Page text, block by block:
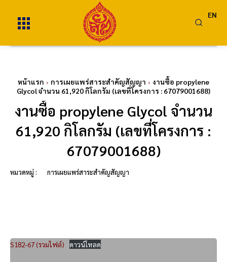
EN
หน้าแรก การเผยแพร่สาระสำคัญสัญญา
งานซื้อ propylene
Glycol จำนวน 61,920 กิโลกรัม (เลขที่โครงการ : 67079001688)
งานซื้อ propylene Glycol จำนวน
61,920 กิโลกรัม (เลขที่โครงการ :
67079001688)
หมวดหมู่ : การเผยแพร่สาระสำคัญสัญญา
S182-67 (รวมไฟล์) ดาวน์โหลด